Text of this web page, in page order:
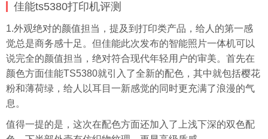
佳能ts5380打印机评测
1.外观绝对的颜值担当，提及到打印类产品，给人的第一感
觉总是商务感十足。但佳能此次发布的智能照片一体机可以
说完全的颜值担当，绝对符合现代年轻用户的审美。首先在
颜色方面佳能TS5380就引入了全新的配色，其中就包括樱花
粉和薄荷绿，给人以耳目一新感觉的同时更充满了浪漫的气
息。
值得一提的是，这次在配色方面还加入了上浅下深的双色配